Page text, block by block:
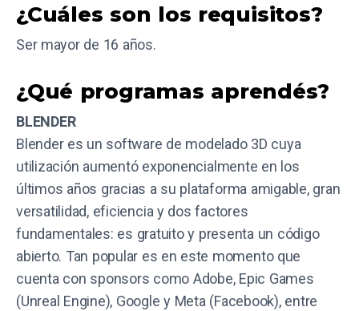
¿Cuáles son los requisitos?
Ser mayor de 16 años.
¿Qué programas aprendés?
BLENDER
Blender es un software de modelado 3D cuya
utilización aumentó exponencialmente en los
últimos años gracias a su plataforma amigable, gran
versatilidad, eficiencia y dos factores
fundamentales: es gratuito y presenta un código
abierto. Tan popular es en este momento que
cuenta con sponsors como Adobe, Epic Games
(Unreal Engine), Google y Meta (Facebook), entre